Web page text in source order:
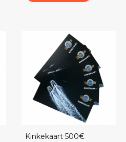
Kinkekaart 500€